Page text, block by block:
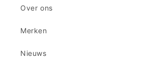
Over ons
Merken
Nieuws